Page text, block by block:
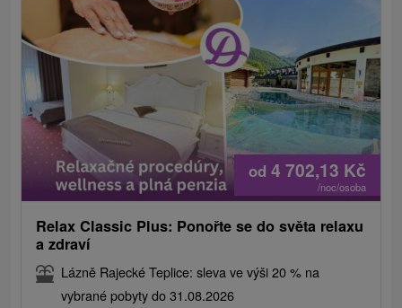
od 4 702,13 Kč
/noc/osoba
Relax Classic Plus: Ponořte se do světa relaxu
a zdraví
Lázně Rajecké Teplice: sleva ve výši 20 % na
vybrané pobyty do 31.08.2026